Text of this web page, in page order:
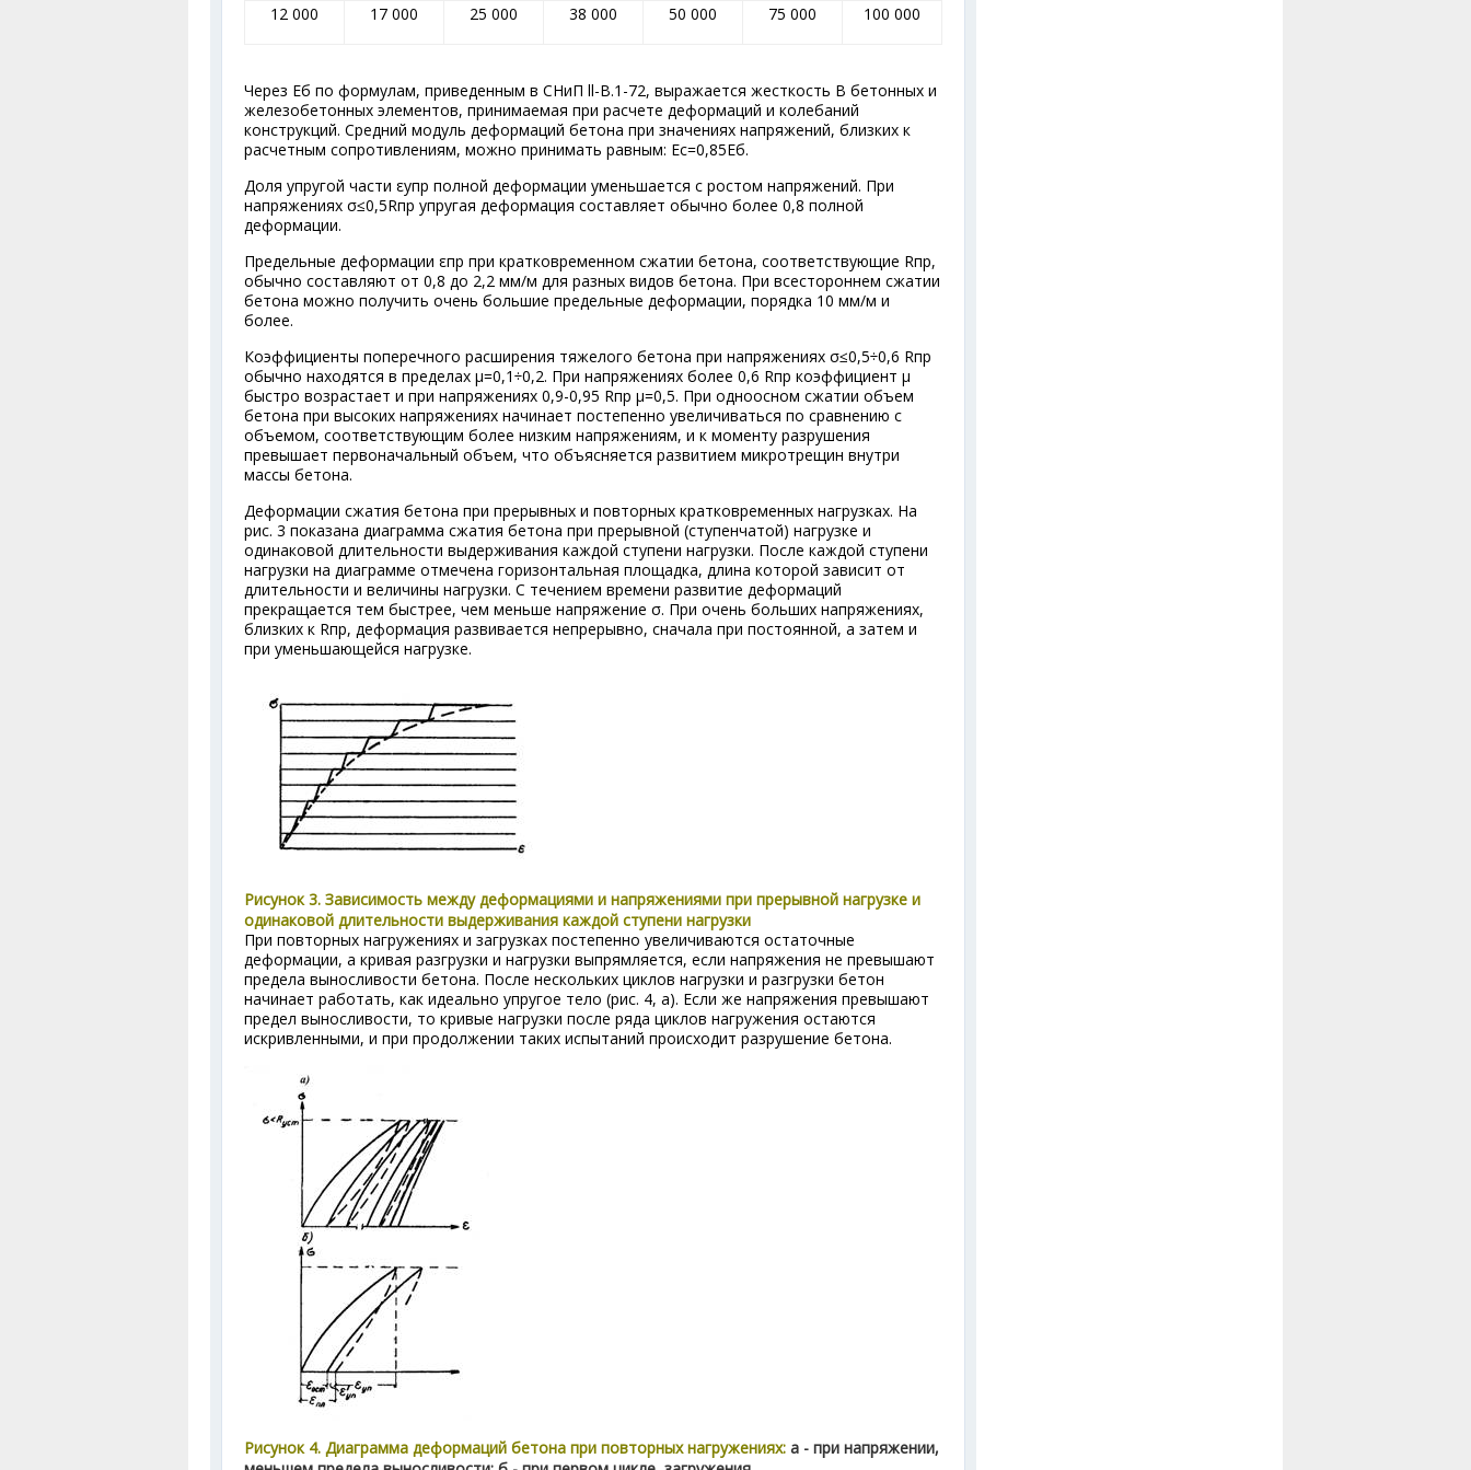
12 000 17 000 25 000 38 000 50 000 75 000 100 000
Через Еб по формулам, приведенным в СНиП ll-В.1-72, выражается жесткость В бетонных и
железобетонных элементов, принимаемая при расчете деформаций и колебаний
конструкций. Средний модуль деформаций бетона при значениях напряжений, близких к
расчетным сопротивлениям, можно принимать равным: Ес=0,85Еб.
Доля упругой части εупр полной деформации уменьшается с ростом напряжений. При
напряжениях σ≤0,5Rпр упругая деформация составляет обычно более 0,8 полной
деформации.
Предельные деформации εпр при кратковременном сжатии бетона, соответствующие Rпр,
обычно составляют от 0,8 до 2,2 мм/м для разных видов бетона. При всестороннем сжатии
бетона можно получить очень большие предельные деформации, порядка 10 мм/м и
более.
Коэффициенты поперечного расширения тяжелого бетона при напряжениях σ≤0,5÷0,6 Rпр
обычно находятся в пределах μ=0,1÷0,2. При напряжениях более 0,6 Rпр коэффициент μ
быстро возрастает и при напряжениях 0,9-0,95 Rпр μ=0,5. При одноосном сжатии объем
бетона при высоких напряжениях начинает постепенно увеличиваться по сравнению с
объемом, соответствующим более низким напряжениям, и к моменту разрушения
превышает первоначальный объем, что объясняется развитием микротрещин внутри
массы бетона.
Деформации сжатия бетона при прерывных и повторных кратковременных нагрузках. На
рис. 3 показана диаграмма сжатия бетона при прерывной (ступенчатой) нагрузке и
одинаковой длительности выдерживания каждой ступени нагрузки. После каждой ступени
нагрузки на диаграмме отмечена горизонтальная площадка, длина которой зависит от
длительности и величины нагрузки. С течением времени развитие деформаций
прекращается тем быстрее, чем меньше напряжение σ. При очень больших напряжениях,
близких к Rпр, деформация развивается непрерывно, сначала при постоянной, а затем и
при уменьшающейся нагрузке.
Рисунок 3. Зависимость между деформациями и напряжениями при прерывной нагрузке и
одинаковой длительности выдерживания каждой ступени нагрузки
При повторных нагружениях и загрузках постепенно увеличиваются остаточные
деформации, а кривая разгрузки и нагрузки выпрямляется, если напряжения не превышают
предела выносливости бетона. После нескольких циклов нагрузки и разгрузки бетон
начинает работать, как идеально упругое тело (рис. 4, а). Если же напряжения превышают
предел выносливости, то кривые нагрузки после ряда циклов нагружения остаются
искривленными, и при продолжении таких испытаний происходит разрушение бетона.
Рисунок 4. Диаграмма деформаций бетона при повторных нагружениях: а - при напряжении,